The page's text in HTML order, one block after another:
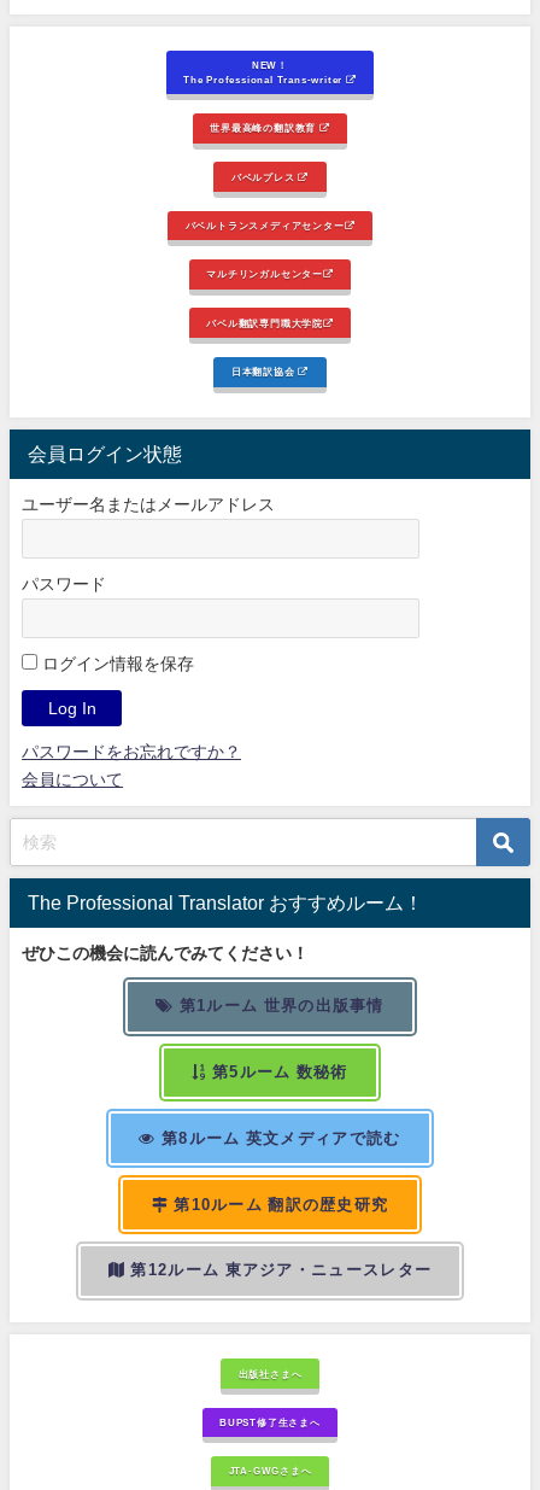
NEW！
The Professional Trans-writer
世界最高峰の翻訳教育
バベルプレス
バベルトランスメディアセンター
マルチリンガルセンター
バベル翻訳専門職大学院
日本翻訳協会
会員ログイン状態
ユーザー名またはメールアドレス
パスワード
ログイン情報を保存
パスワードをお忘れですか？
会員について
The Professional Translator おすすめルーム！
ぜひこの機会に読んでみてください！
第1ルーム 世界の出版事情
第5ルーム 数秘術
第8ルーム 英文メディアで読む
第10ルーム 翻訳の歴史研究
第12ルーム 東アジア・ニュースレター
出版社さまへ
BUPST修了生さまへ
JTA-GWGさまへ